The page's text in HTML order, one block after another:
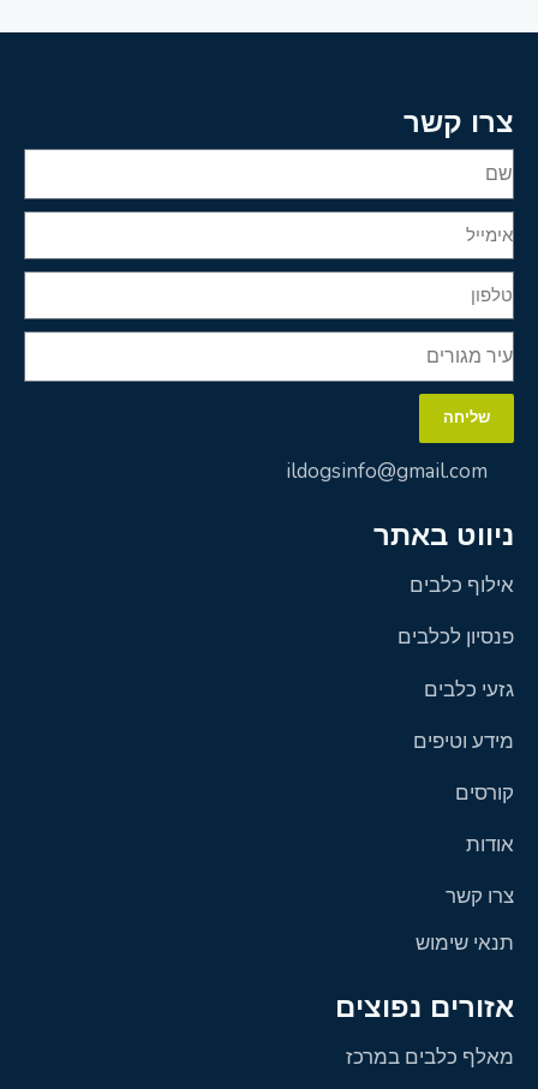
צרו קשר
שליחה
ildogsinfo@gmail.com
ניווט באתר
אילוף כלבים
פנסיון לכלבים
גזעי כלבים
מידע וטיפים
קורסים
אודות
צרו קשר
תנאי שימוש
אזורים נפוצים
מאלף כלבים במרכז